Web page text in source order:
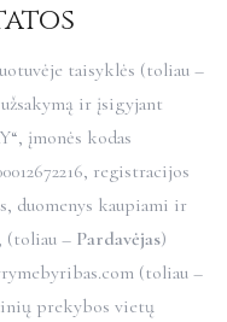
taisyklės (toliau –
ir įsigyjant
įmonės kodas
registracijos
duomenys kaupiami ir
(toliau – Pardavėjas)
(toliau –
prekybos vietų